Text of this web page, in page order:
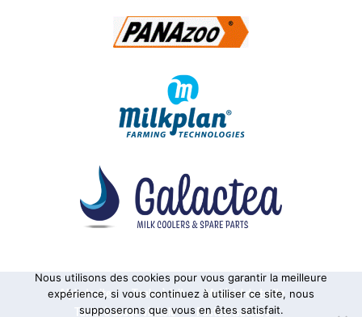
Alphatraite Tanks à lait
Matériel de traite
Tanks à usage vinicole
Pasteurisateurs
Nous utilisons des cookies pour vous garantir la meilleure
expérience, si vous continuez à utiliser ce site, nous
supposerons que vous en êtes satisfait.